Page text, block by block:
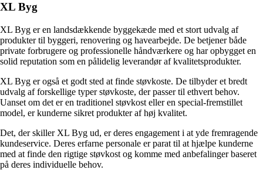
XL Byg
XL Byg er en landsdækkende byggekæde med et stort udvalg af
produkter til byggeri, renovering og havearbejde. De betjener både
private forbrugere og professionelle håndværkere og har opbygget en
solid reputation som en pålidelig leverandør af kvalitetsprodukter.
XL Byg er også et godt sted at finde støvkoste. De tilbyder et bredt
udvalg af forskellige typer støvkoste, der passer til ethvert behov.
Uanset om det er en traditionel støvkost eller en special-fremstillet
model, er kunderne sikret produkter af høj kvalitet.
Det, der skiller XL Byg ud, er deres engagement i at yde fremragende
kundeservice. Deres erfarne personale er parat til at hjælpe kunderne
med at finde den rigtige støvkost og komme med anbefalinger baseret
på deres individuelle behov.